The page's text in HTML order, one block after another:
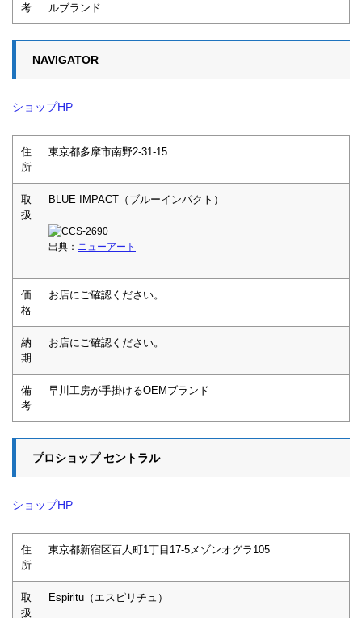
考
ルブランド
NAVIGATOR
ショップHP
住
所
東京都多摩市南野2-31-15
取
扱
BLUE IMPACT（ブルーインパクト）
出典： ニューアート
価
格
お店にご確認ください。
納
期
お店にご確認ください。
備
考
早川工房が手掛けるOEMブランド
プロショップ セントラル
ショップHP
住
所
東京都新宿区百人町1丁目17-5メゾンオグラ105
取
扱
Espiritu（エスピリチュ）